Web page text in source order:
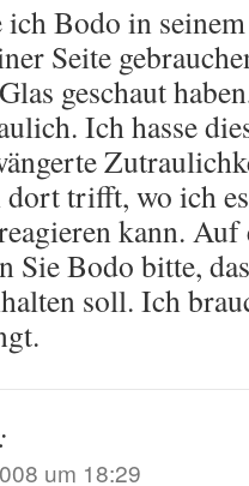
ich Bodo in
Seite
geschaut
Ich hasse
dort trifft, wo ich
kann.
Sie Bodo bitte,
soll. Ich
um 18:29